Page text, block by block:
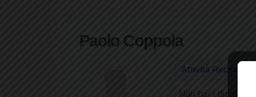
Paolo Coppola
Attività Recenti
Non hai i diritti per